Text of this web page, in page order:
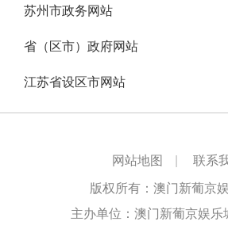
苏州市政务网站
省（区市）政府网站
江苏省设区市网站
网站地图 |
联系
版权所有：澳门新葡京
主办单位：澳门新葡京娱乐